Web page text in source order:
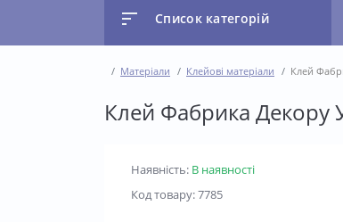
Список категорій
Матеріали Клейові матеріали Клей
Клей Фабрика Декору
Наявність: В наявності
Код товару: 7785